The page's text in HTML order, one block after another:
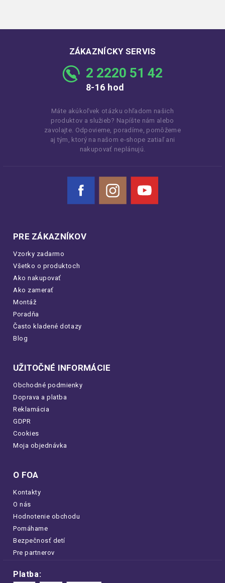
ZÁKAZNÍCKY SERVIS
2 2220 51 42
8-16 hod
Máte akúkoľvek otázku ohľadom našich
produktov a služieb? Napíšte nám alebo
zavolajte. Odpovieme, poradíme, pomôžeme
aj tým, ktorý na našom e-shope zatiaľ ani
nakupovať neplánujú.
Facebook Instagram YouTube
PRE ZÁKAZNÍKOV
Vzorky zadarmo
Všetko o produktoch
Ako nakupovať
Ako zamerať
Montáž
Poradňa
Často kladené dotazy
Blog
UŽITOČNÉ INFORMÁCIE
Obchodné podmienky
Doprava a platba
Reklamácia
GDPR
Cookies
Moja objednávka
O FOA
Kontakty
O nás
Hodnotenie obchodu
Pomáhame
Bezpečnosť detí
Pre partnerov
Platba: